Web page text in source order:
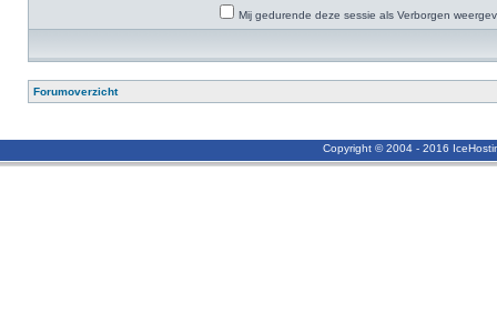
Mij gedurende deze sessie als Verborgen
Forumoverzicht
Copyright © 2004 - 2016